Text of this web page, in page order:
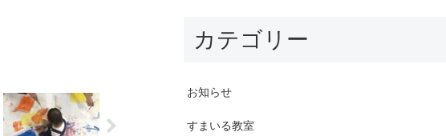
カテゴリー
お知らせ
すまいる教室